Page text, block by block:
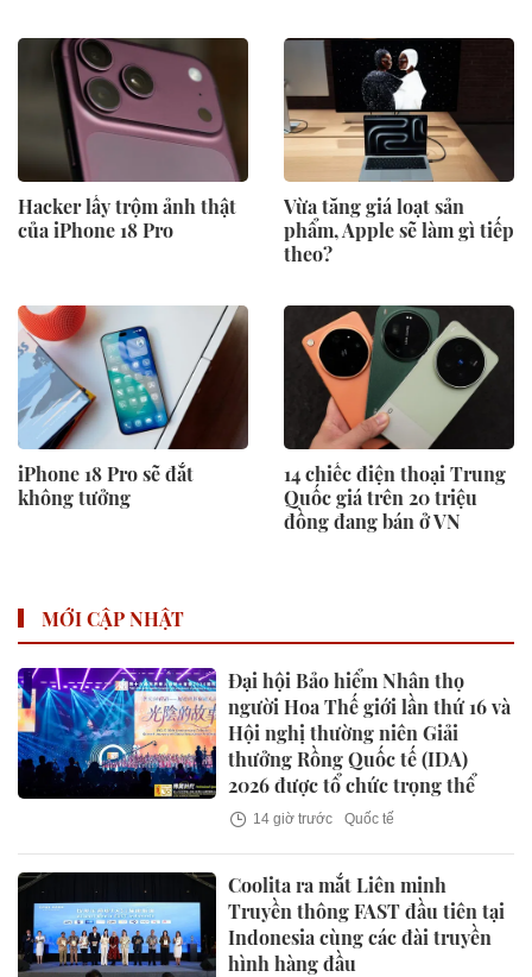
Hacker lấy trộm ảnh thật
của iPhone 18 Pro
Vừa tăng giá loạt sản
phẩm, Apple sẽ làm gì tiếp
theo?
iPhone 18 Pro sẽ đắt
không tưởng
14 chiếc điện thoại Trung
Quốc giá trên 20 triệu
đồng đang bán ở VN
MỚI CẬP NHẬT
Đại hội Bảo hiểm Nhân thọ
người Hoa Thế giới lần thứ 16 và
Hội nghị thường niên Giải
thưởng Rồng Quốc tế (IDA)
2026 được tổ chức trọng thể
14 giờ trước Quốc tế
Coolita ra mắt Liên minh
Truyền thông FAST đầu tiên tại
Indonesia cùng các đài truyền
hình hàng đầu